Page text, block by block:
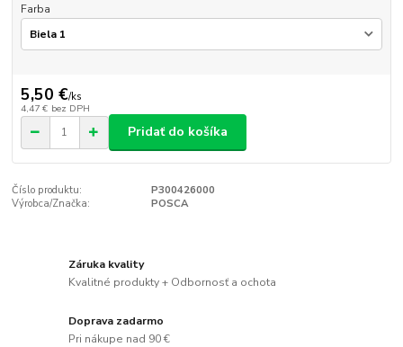
Farba
5,50 €/ks
4,47 € bez DPH
Pridať do košíka
Číslo produktu:
P300426000
Výrobca/Značka:
POSCA
Záruka kvality
Kvalitné produkty + Odbornosť a ochota
Doprava zadarmo
Pri nákupe nad 90 €